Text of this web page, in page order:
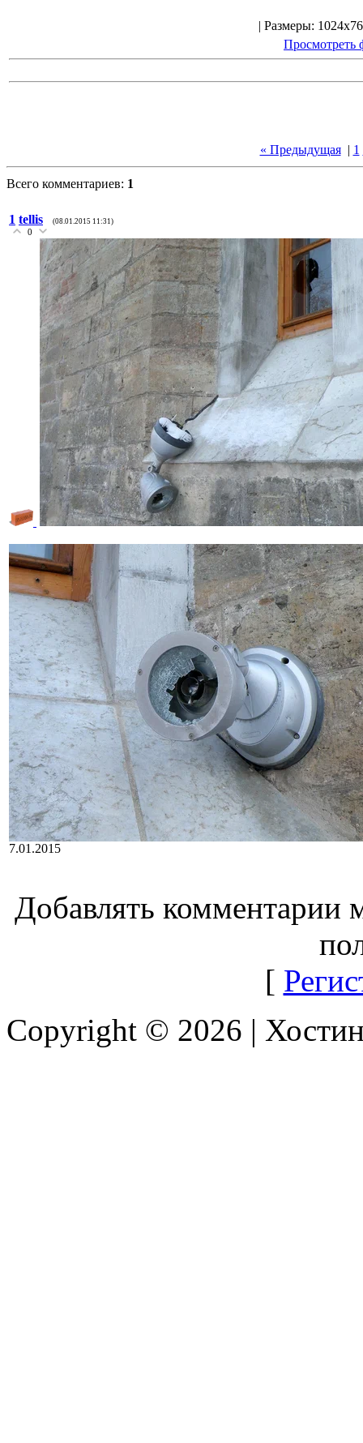
| Размеры:
Просмотреть
« Предыдущая| 1
Всего комментариев: 1
1 tellis (08.01.2015 11:31)
0
7.01.2015
Добавлять комментарии
[
Copyright © 2026 |